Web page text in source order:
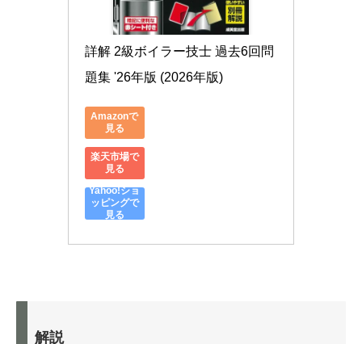
詳解 2級ボイラー技士 過去6回問
題集 '26年版 (2026年版)
Amazonで
見る
楽天市場で
見る
Yahoo!ショ
ッピングで
見る
解説